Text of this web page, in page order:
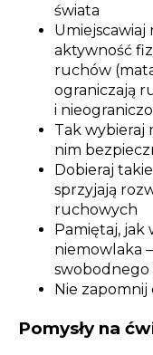
świata
Umiejscawiaj
aktywność
ruchów
ograniczają
i
Tak wybieraj
nim
Dobieraj
sprzyjają
ruchowych
Pamiętaj, jak
niemowlaka
swobodnego
Nie
Pomysły na